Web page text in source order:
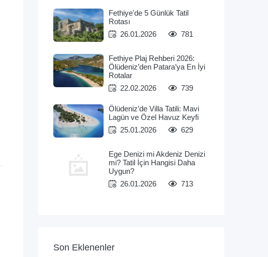
Fethiye'de 5 Günlük Tatil
Rotası
26.01.2026
781
Fethiye Plaj Rehberi 2026:
Ölüdeniz’den Patara’ya En İyi
Rotalar
22.02.2026
739
Ölüdeniz’de Villa Tatili: Mavi
Lagün ve Özel Havuz Keyfi
25.01.2026
629
Ege Denizi mi Akdeniz Denizi
mi? Tatil İçin Hangisi Daha
Uygun?
26.01.2026
713
Son Eklenenler